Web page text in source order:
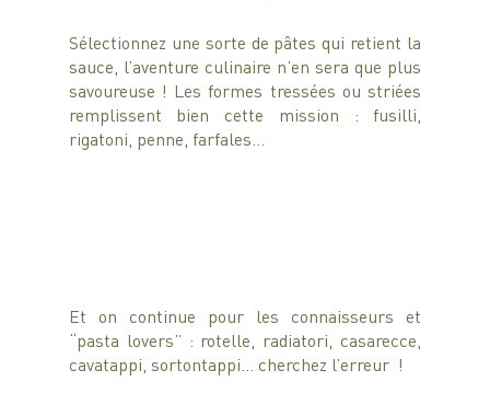
Sélectionnez une sorte de pâtes qui retient la
sauce, l’aventure culinaire n’en sera que plus
savoureuse ! Les formes tressées ou striées
remplissent bien cette mission : fusilli,
rigatoni, penne, farfales…
Et on continue pour les connaisseurs et
“pasta lovers” : rotelle, radiatori, casarecce,
cavatappi, sortontappi… cherchez l’erreur  !